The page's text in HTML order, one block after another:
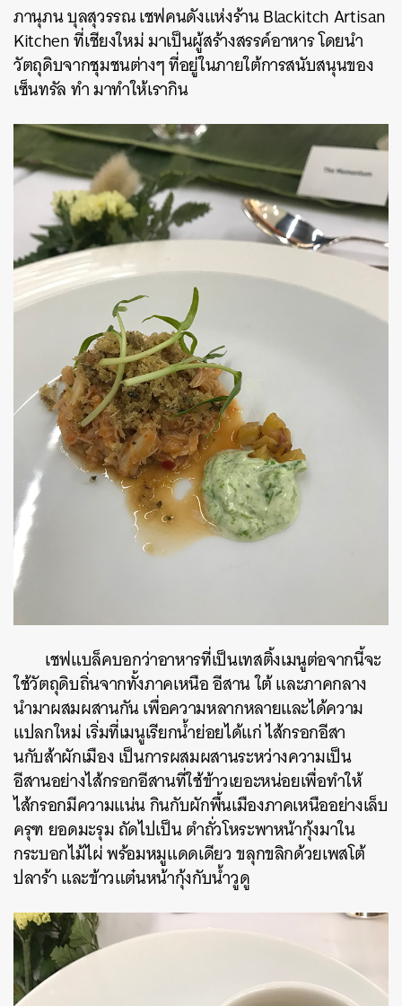
ภานุภน บุลสุวรรณ เชฟคนดังแห่งร้าน Blackitch Artisan
Kitchen ที่เชียงใหม่ มาเป็นผู้สร้างสรรค์อาหาร โดยนำ
วัตถุดิบจากชุมชนต่างๆ ที่อยู่ในภายใต้การสนับสนุนของ
เซ็นทรัล ทำ มาทำให้เรากิน
เชฟแบล็คบอกว่าอาหารที่เป็นเทสติ้งเมนูต่อจากนี้จะ
ใช้วัตถุดิบถิ่นจากทั้งภาคเหนือ อีสาน ใต้ และภาคกลาง
นำมาผสมผสานกัน เพื่อความหลากหลายและได้ความ
แปลกใหม่ เริ่มที่เมนูเรียกน้ำย่อยได้แก่ ไส้กรอกอีสา
นกับส้าผักเมือง เป็นการผสมผสานระหว่างความเป็น
อีสานอย่างไส้กรอกอีสานที่ใช้ข้าวเยอะหน่อยเพื่อทำให้
ไส้กรอกมีความแน่น กินกับผักพื้นเมืองภาคเหนืออย่างเล็บ
ครุฑ ยอดมะรุม ถัดไปเป็น ตำถั่วโหระพาหน้ากุ้งมาใน
กระบอกไม้ไผ่ พร้อมหมูแดดเดียว ขลุกขลิกด้วยเพสโต้
ปลาร้า และข้าวแต๋นหน้ากุ้งกับน้ำวูดู